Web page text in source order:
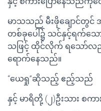
မာသသည် မီးဖိုချောင်တွ
တစ်ခုပေါ်၌ သင်နှင့်ရက်သေ
သဖြင့် ထိုင်လိုက် ရသော်လ
ရောက်နေသည်။
“ယေရှု”ဆိုသည့် ဧည့်သည်
နှင့် မာရိတို့ (၂)ဦးသား စက